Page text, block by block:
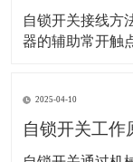
自锁开关接线方
器的辅助常开触
触器线圈的A1端
常闭触点（95）
2025-04-10
自锁开关工作